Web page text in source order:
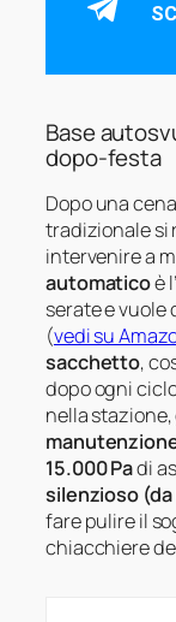
Base
dopo-festa
Dopo una
tradizionale si
intervenire a
automaticoè
serate e vuole
(vedi su
sacchetto,
dopo ogni
nella
15.000 Padi
silenzioso (da
fare pulire il
chiacchiere